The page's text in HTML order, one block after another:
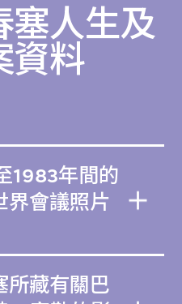
塞人生及
資料
1983年間的
界會議照片
所藏有關巴